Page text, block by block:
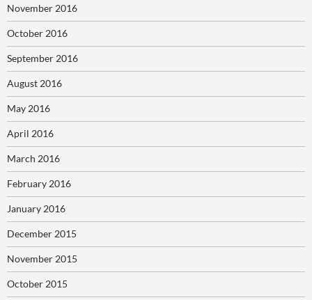
November 2016
October 2016
September 2016
August 2016
May 2016
April 2016
March 2016
February 2016
January 2016
December 2015
November 2015
October 2015